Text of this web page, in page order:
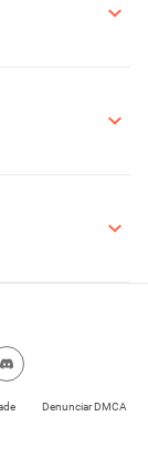
Denunciar DMCA